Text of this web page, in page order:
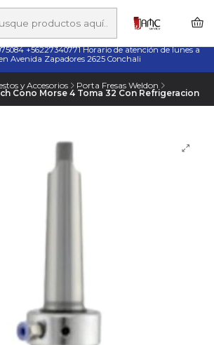
en Chile | Venta, Arriendo y Servicio
+56227340771 Horario de atención de lunes a
Avenida Zapadores 2625 Conchali
y Accesorios Porta Fresas Weldon
Cono Morse 4 Toma 32 Con Refrigeracion